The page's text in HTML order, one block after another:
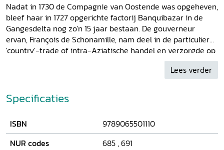
Nadat in 1730 de Compagnie van Oostende was opgeheven,
bleef haar in 1727 opgerichte factorij Banquibazar in de
Gangesdelta nog zo'n 15 jaar bestaan. De gouverneur
ervan, François de Schonamille, nam deel in de particuliere
'country'-trade of intra-Aziatische handel en verzorgde op
commissie ladingen voor Zweedse, Deense en Portugese
schepen. Zijn levensverhaal, boeiend verteld door Jan
een onthullende blik achter de schermen van de officiële
compagnie-activiteiten en laat zien hoe de handel van de
personeel, in samenwerking met enkele vrijbuiters zoals De
Schonamille.
Lees verder
Specificaties
ISBN
9789065501110
NUR codes
685 ,691